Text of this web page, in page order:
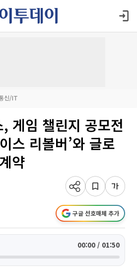
신/IT
게임 챌린지 공모전
스 리볼버’와 글로
약
구글 선호매체 추가
00:00 / 01:50